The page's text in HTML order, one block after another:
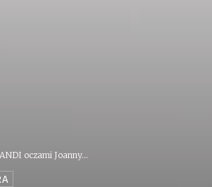
oczami Joanny...